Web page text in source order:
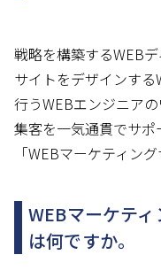
戦略を構築するWEB
サイトをデザインす
行うWEBエンジニア
集客を一気通貫でサ
「WEBマーケティン
WEBマーケテ
は何ですか。